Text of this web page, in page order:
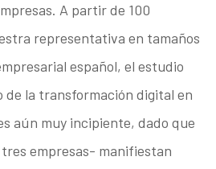
A partir de 100
representativa en tamaños
español, el estudio
de la transformación digital en
aún muy incipiente, dado que
empresas- manifiestan